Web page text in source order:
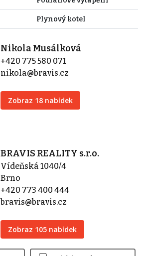
Plynový kotel
Nikola Musálková
+420 775 580 071
nikola@bravis.cz
Zobraz 18 nabídek
BRAVIS REALITY s.r.o.
Vídeňská 1040/4
Brno
+420 773 400 444
bravis@bravis.cz
Zobraz 105 nabídek